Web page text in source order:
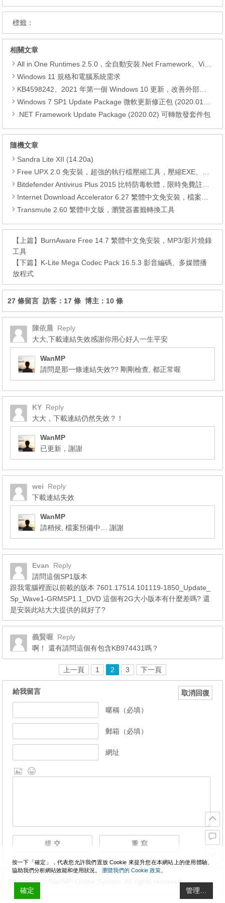
標籤：
相關文章
All in One Runtimes 2.5.0，全自動安裝.Net Framework、Visual C++、DirectX、Flash Player、JRE
Windows 11 規格和電腦系統需求
KB4598242、2021 年第一個 Windows 10 更新，改善外部裝置安全性、解決HTTPS安全漏洞、印表機呼叫(RPC)漏洞
Windows 7 SP1 Update Package 微軟更新修正包 (2020.01月份)
.NET Framework Update Package (2020.02) 可轉散發套件包
隨機文章
Sandra Lite XII (14.20a)
Free UPX 2.0 免安裝，超強的執行檔壓縮工具，壓縮EXE、DLL和其他執行檔
Bitdefender Antivirus Plus 2015 比特防毒軟體，限時免費註冊碼
Internet Download Accelerator 6.27 繁體中文免安裝，檔案及影片多段下載工具
Transmute 2.60 繁體中文版，瀏覽器書籤轉換工具
【上篇】 BurnAware Free 14.7 繁體中文免安裝，MP3/影片燒錄
工具
【下篇】 K-Lite Mega Codec Pack 16.5.3 影音編碼、多媒體播
放程式
27 條留言 訪客：17 條 博主：10 條
陳依晨
Reply
大大,下載連結失效感謝你用心好人一生平安
WanMP
請問是那一條連結失效?? 剛剛檢查, 都正常喔
KY Reply
大大，下載連結仍然失效？！
WanMP
已更新，謝謝
wei
Reply
下載連結失效
WanMP
請稍候, 檔案預備中… 謝謝
Evan
Reply
請問這個SP1版本
跟我電腦裡面以前載的版本 7601.17514.101119-1850_Update_
Sp_Wave1-GRMSP1.1_DVD 這個有2G大小版本有什麼差嗎? 還
是安裝此站大大提供的就好了?
義賢喔 Reply
啊！ 還有請問這個有包含KB974431嗎？
上一頁 1 2 3 下一頁
給我留言 取消回復
暱稱（必填）
郵箱（必填）
網址
Copyright © WanMP Online System. All rights reserved.
按一下「確定」，代表您允許我們置放 Cookie 來提升您在本網站上的使用體驗、
協助我們分析網站效能和使用狀況。 瀏覽我們的 Cookie 政策。
確定 管理…